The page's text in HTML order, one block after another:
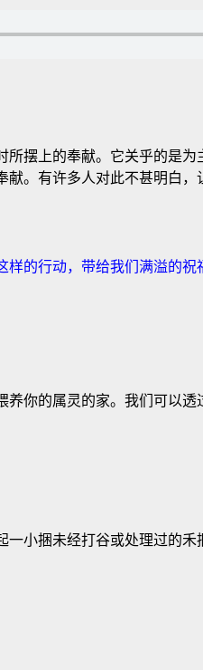
摆上的奉献。它关乎的是
。有许多人对此不甚明白
的行动，带给我们满溢的祝
你的属灵的家。我们可以
小捆未经打谷或处理过的